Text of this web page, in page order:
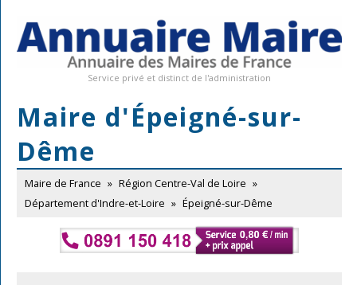
Service privé et distinct de l'administration
Maire d'Épeigné-sur-
Dême
Maire de France » Région Centre-Val de Loire »
Département d'Indre-et-Loire » Épeigné-sur-Dême